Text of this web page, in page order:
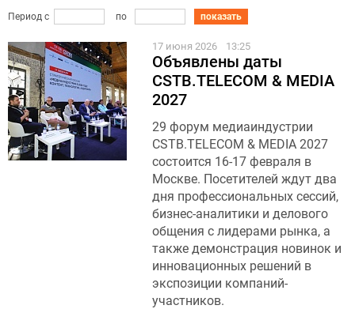
Период с по показать
17 июня 2026 13:25
Объявлены даты
CSTB.TELECOM & MEDIA
2027
29 форум медиаиндустрии
CSTB.TELECOM & MEDIA 2027
состоится 16-17 февраля в
Москве. Посетителей ждут два
дня профессиональных сессий,
бизнес-аналитики и делового
общения с лидерами рынка, а
также демонстрация новинок и
инновационных решений в
экспозиции компаний-
участников.